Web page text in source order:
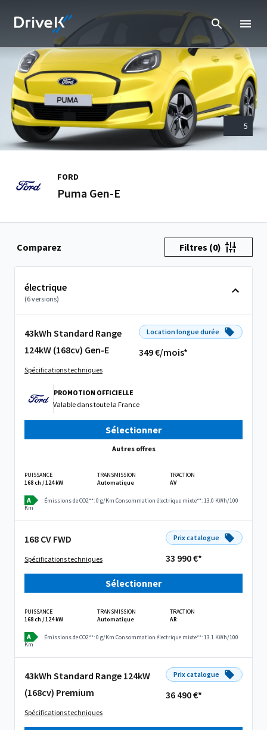
5
FORD
Puma Gen-E
Comparez Filtres (0)
électrique
(6 versions)
43kWh Standard Range
124kW (168cv) Gen-E
Spécifications techniques
Location longue durée
349 €/mois*
PROMOTION OFFICIELLE
Valable danstoute la France
Sélectionner
Autres offres
PUISSANCE
168 ch / 124 kW
TRANSMISSION
Automatique
TRACTION
AV
A Émissions de CO2**: 0 g/Km Consommation électrique mixte**: 13.0 KWh/100
Km
168 CV FWD
Spécifications techniques
Prix catalogue
33 990 €*
Sélectionner
PUISSANCE
168 ch / 124 kW
TRANSMISSION
Automatique
TRACTION
AR
A Émissions de CO2**: 0 g/Km Consommation électrique mixte**: 13.1 KWh/100
Km
43kWh Standard Range 124kW
(168cv) Premium
Spécifications techniques
Prix catalogue
36 490 €*